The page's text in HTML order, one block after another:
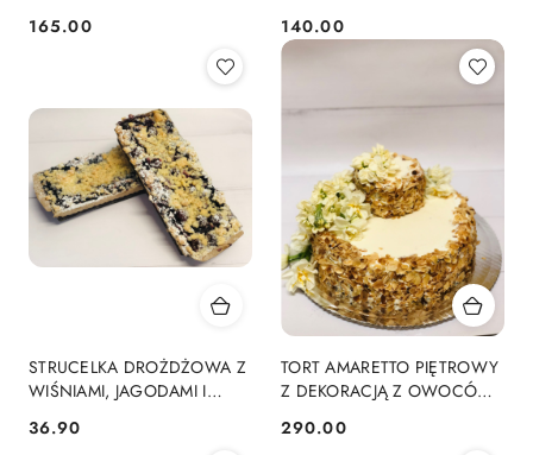
Cena:
165.00 Cena:
140.00
STRUCELKA DROŻDŻOWA Z
WIŚNIAMI, JAGODAMI I
Cena:
36.90
TORT AMARETTO PIĘTROWY
Z DEKORACJĄ Z OWOCÓW
Cena:
290.00